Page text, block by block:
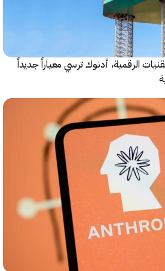
أدنوك ترسي معياراً جديداً